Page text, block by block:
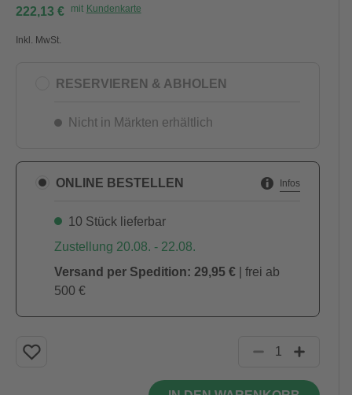
222,13 € mit Kundenkarte
Inkl. MwSt.
RESERVIEREN & ABHOLEN
Nicht in Märkten erhältlich
ONLINE BESTELLEN Infos
10 Stück lieferbar
Zustellung 20.08. - 22.08.
Versand per Spedition: 29,95 €| frei ab
500 €